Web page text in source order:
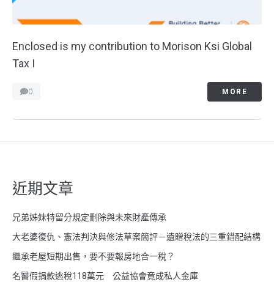
Enclosed is my contribution to Morison Ksi Global
Tax I
0 MORE
近期文章
兄弟姊妹特留分規定刪除與未來財產傳承
大老婆復仇、憲法判決與修法草案簡評－遺贈稅法的三重錯配結構
繼承老屋短期出售，要不要報房地合一稅？
名醫假捐款逃稅118萬元 公益協會竟成私人金庫